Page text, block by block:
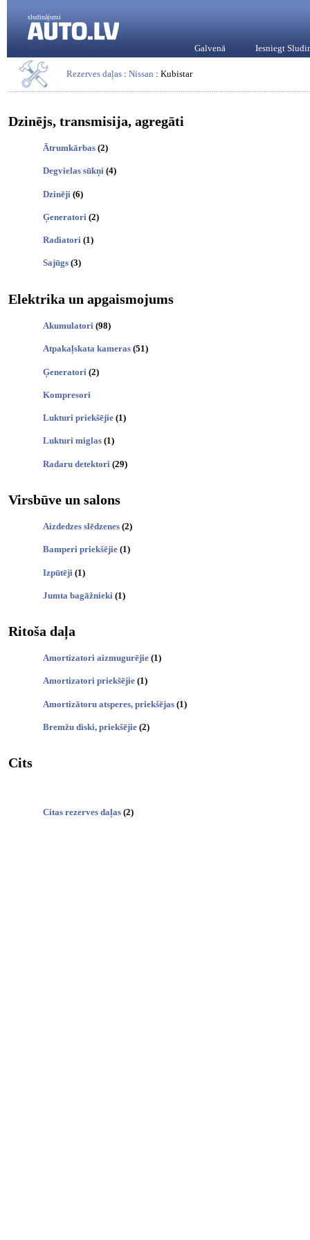
sludinājumi
Galvenā Iesniegt
Rezerves daļas : Nissan : Kubistar
Dzinējs, transmisija, agregāti
Ātrumkārbas (2)
Degvielas sūkņi (4)
Dzinēji (6)
Ģeneratori (2)
Radiatori (1)
Sajūgs (3)
Elektrika un apgaismojums
Akumulatori (98)
Atpakaļskata kameras (51)
Ģeneratori (2)
Kompresori
Lukturi priekšējie (1)
Lukturi miglas (1)
Radaru detektori (29)
Virsbūve un salons
Aizdedzes slēdzenes (2)
Bamperi priekšējie (1)
Izpūtēji (1)
Jumta bagāžnieki (1)
Ritoša daļa
Amortizatori aizmugurējie (1)
Amortizatori priekšējie (1)
Amortizātoru atsperes, priekšējas (1)
Bremžu diski, priekšējie (2)
Cits
Citas rezerves daļas (2)